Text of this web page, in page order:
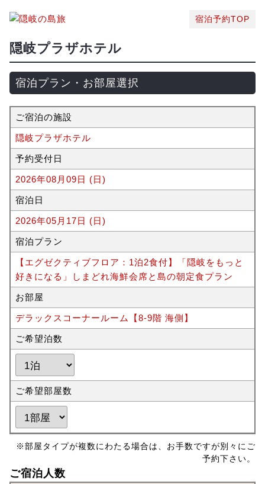
宿泊予約TOP
隠岐プラザホテル
宿泊プラン・お部屋選択
ご宿泊の施設
隠岐プラザホテル
予約受付日
2026年08月09日 (日)
宿泊日
2026年05月17日 (日)
宿泊プラン
【エグゼクティブフロア：1泊2食付】「隠岐をもっと
好きになる」しまどれ海鮮会席と島の朝定食プラン
お部屋
デラックスコーナールーム【8-9階 海側】
ご希望泊数
ご希望部屋数
※部屋タイプが複数にわたる場合は、お手数ですが別々にご
予約下さい。
ご宿泊人数